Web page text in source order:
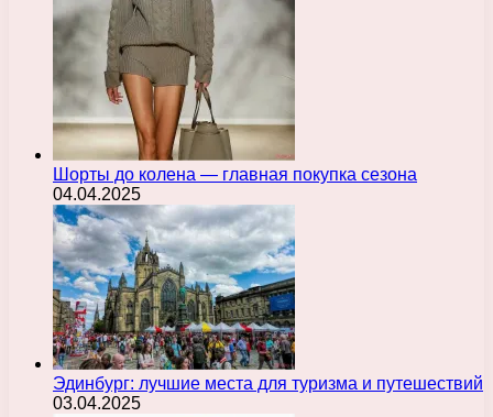
Шорты до колена — главная покупка сезона
04.04.2025
Эдинбург: лучшие места для туризма и путешествий
03.04.2025